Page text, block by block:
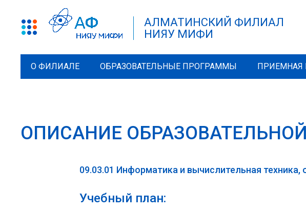
АЛМАТИНСКИЙ ФИЛИАЛ
НИЯУ МИФИ
О ФИЛИАЛЕ ОБРАЗОВАТЕЛЬНЫЕ ПРОГРАММЫ ПРИЕМНАЯ
ОПИСАНИЕ
09.03.01 Информатика и вычислительная техника,
Учебный план: